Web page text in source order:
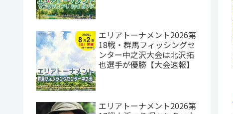
エリアトーナメント2026第
18戦・群馬フィッシングセ
ンター中之沢大会は北沢拓
也選手が優勝【大会速報】
エリアトーナメント2026第